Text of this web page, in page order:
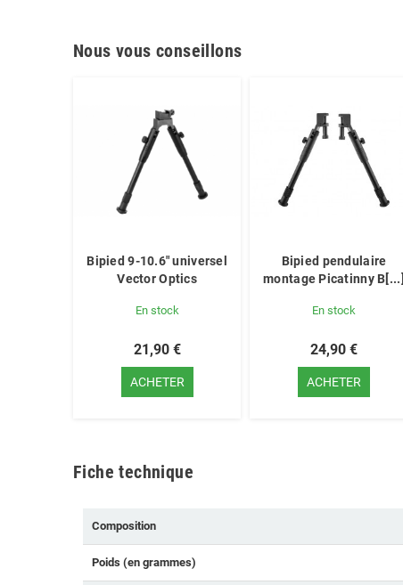
Nous vous conseillons
Bipied 9-10.6" universel
Vector Optics
En stock
21,90 €
ACHETER
Bipied pendulaire
montage Picatinny B[...]
En stock
24,90 €
ACHETER
Fiche technique
Composition
Poids (en grammes)